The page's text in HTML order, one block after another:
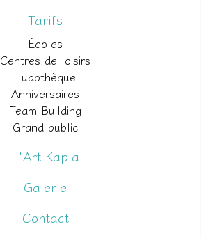
Tarifs
Écoles
Centres de loisirs
Ludothèque
Anniversaires
Team Building
Grand public
L'Art Kapla
Galerie
Contact